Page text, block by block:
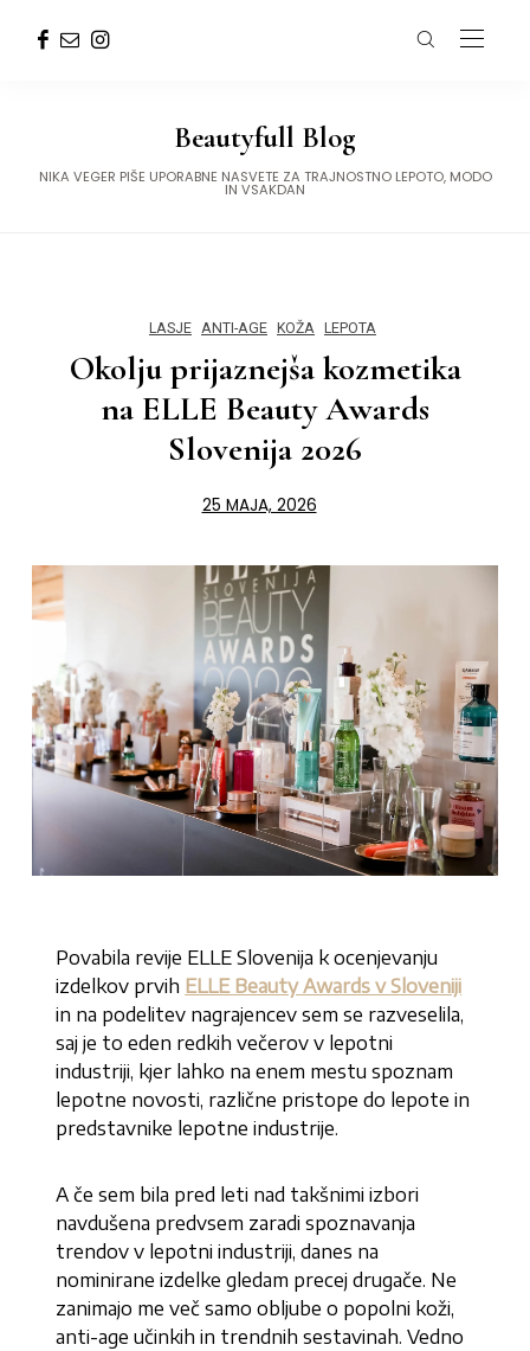
Beautyfull Blog
NIKA VEGER PIŠE UPORABNE NASVETE ZA TRAJNOSTNO LEPOTO, MODO
IN VSAKDAN
LASJE ANTI-AGE KOŽA LEPOTA
Okolju prijaznejša kozmetika
na ELLE Beauty Awards
Slovenija 2026
25 MAJA, 2026
Povabila revije ELLE Slovenija k ocenjevanju
izdelkov prvih ELLE Beauty Awards v Sloveniji
in na podelitev nagrajencev sem se razveselila,
saj je to eden redkih večerov v lepotni
industriji, kjer lahko na enem mestu spoznam
lepotne novosti, različne pristope do lepote in
predstavnike lepotne industrije.
A če sem bila pred leti nad takšnimi izbori
navdušena predvsem zaradi spoznavanja
trendov v lepotni industriji, danes na
nominirane izdelke gledam precej drugače. Ne
zanimajo me več samo obljube o popolni koži,
anti-age učinkih in trendnih sestavinah. Vedno